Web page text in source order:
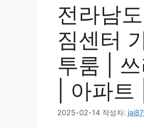
전라남
짐센터
투룸 |
| 아파
2025-02-14 작성자: